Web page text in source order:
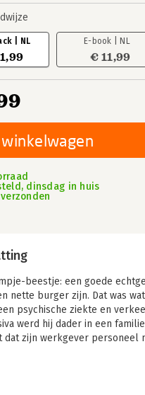
| NL E-book | NL
€ 11,99
dinsdag in huis
beestje: een goede
nette burger zijn. Dat was wat
psychische ziekte en
werd hij dader in een
dat zijn werkgever personeel